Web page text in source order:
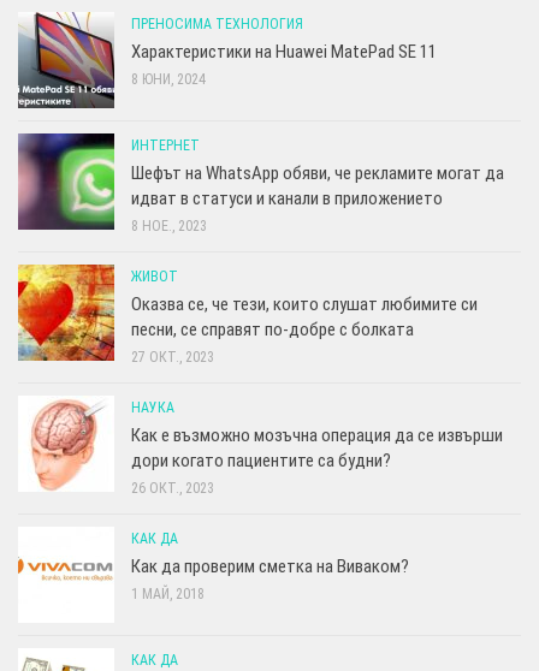
ПРЕНОСИМА ТЕХНОЛОГИЯ
Характеристики на Huawei MatePad SE 11
8 ЮНИ, 2024
ИНТЕРНЕТ
Шефът на WhatsApp обяви, че рекламите могат да
идват в статуси и канали в приложението
8 НОЕ., 2023
ЖИВОТ
Оказва се, че тези, които слушат любимите си
песни, се справят по-добре с болката
27 ОКТ., 2023
НАУКА
Как е възможно мозъчна операция да се извърши
дори когато пациентите са будни?
26 ОКТ., 2023
КАК ДА
Как да проверим сметка на Виваком?
1 МАЙ, 2018
КАК ДА